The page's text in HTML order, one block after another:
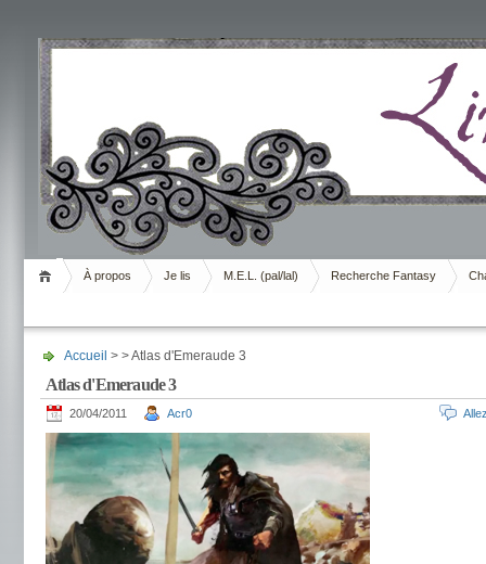
Livrement
À propos Je lis M.E.L. (pal/lal) Recherche Fantasy
Accueil > > Atlas d'Emeraude 3
Atlas d'Emeraude 3
20/04/2011 Acr0